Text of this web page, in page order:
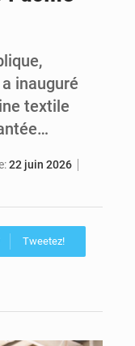
inauguré
textile
22 juin 2026
Tweetez!